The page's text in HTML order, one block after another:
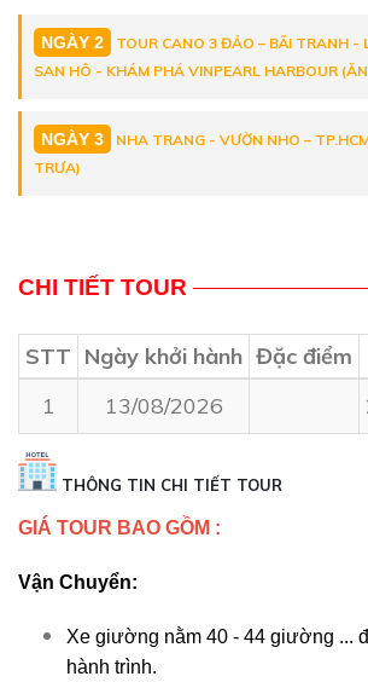
NGÀY 2
TOUR CANO 3 ĐẢO – BÃI TRANH -
SAN HÔ - KHÁM PHÁ VINPEARL HARBOUR
NGÀY 3
NHA TRANG - VƯỜN NHO –
TRƯA)
CHI TIẾT TOUR
STT Ngày khởi hành Đặc điểm
1
13/08/2026
THÔNG TIN CHI TIẾT TOUR
GIÁ TOUR BAO GỒM :
Vận Chuyển:
Xe giường nằm 40 - 44 giường ...
hành trình.